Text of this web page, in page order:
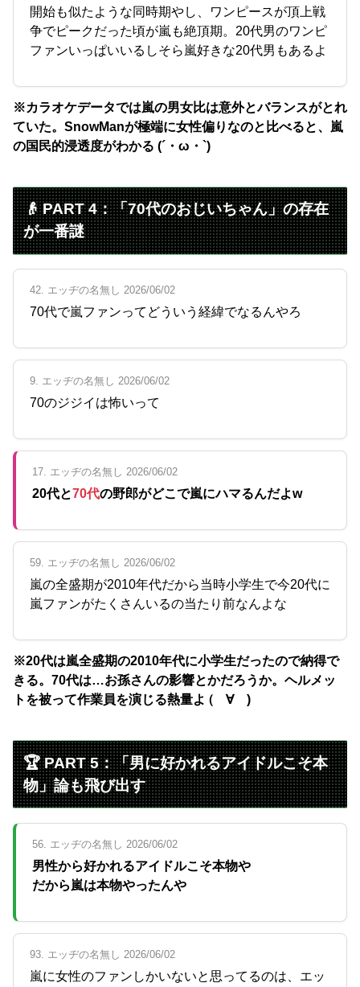
開始も似たような同時期やし、ワンピースが頂上戦
争でピークだった頃が嵐も絶頂期。20代男のワンピ
ファンいっぱいいるしそら嵐好きな20代男もあるよ
※カラオケデータでは嵐の男女比は意外とバランスがとれ
ていた。SnowManが極端に女性偏りなのと比べると、嵐
の国民的浸透度がわかる (´・ω・`)
👴 PART 4：「70代のおじいちゃん」の存在
が一番謎
42. エッヂの名無し 2026/06/02
70代で嵐ファンってどういう経緯でなるんやろ
9. エッヂの名無し 2026/06/02
70のジジイは怖いって
17. エッヂの名無し 2026/06/02
20代と70代の野郎がどこで嵐にハマるんだよw
59. エッヂの名無し 2026/06/02
嵐の全盛期が2010年代だから当時小学生で今20代に
嵐ファンがたくさんいるの当たり前なんよな
※20代は嵐全盛期の2010年代に小学生だったので納得で
きる。70代は…お孫さんの影響とかだろうか。ヘルメッ
トを被って作業員を演じる熱量よ (゚∀゚)
🏆 PART 5：「男に好かれるアイドルこそ本
物」論も飛び出す
56. エッヂの名無し 2026/06/02
男性から好かれるアイドルこそ本物や
だから嵐は本物やったんや
93. エッヂの名無し 2026/06/02
嵐に女性のファンしかいないと思ってるのは、エッ